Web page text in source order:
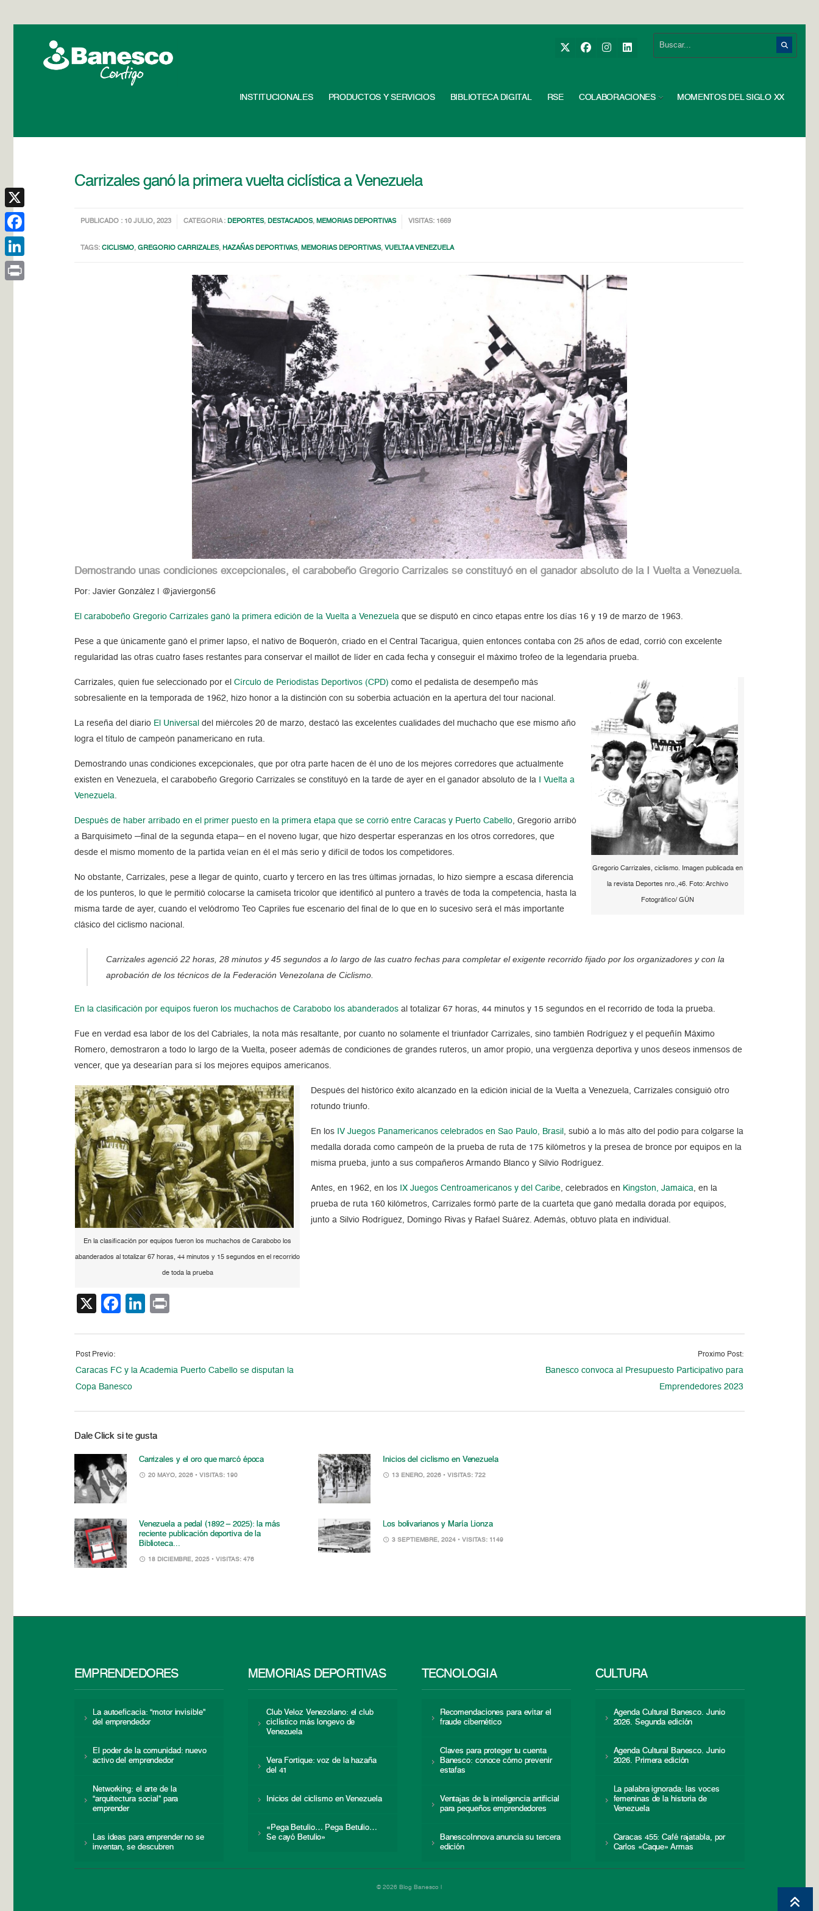
INSTITUCIONALES PRODUCTOS Y SERVICIOS BIBLIOTECA DIGITAL RSE COLABORACIONES MOMENTOS DEL SIGLO XX
Carrizales ganó la primera vuelta ciclística a Venezuela
PUBLICADO : 10 JULIO, 2023 CATEGORIA : DEPORTES, DESTACADOS, MEMORIAS DEPORTIVAS VISITAS: 1669
TAGS:CICLISMO,GREGORIO CARRIZALES, HAZAÑAS DEPORTIVAS, MEMORIAS DEPORTIVAS,VUELTA A VENEZUELA
Demostrando unas condiciones excepcionales, el carabobeño Gregorio Carrizales se constituyó en el ganador absoluto de la I Vuelta a Venezuela.
Por: Javier González | @javiergon56
El carabobeño Gregorio Carrizales ganó la primera edición de la Vuelta a Venezuela que se disputó en cinco etapas entre los días 16 y 19 de marzo de 1963.
Pese a que únicamente ganó el primer lapso, el nativo de Boquerón, criado en el Central Tacarigua, quien entonces contaba con 25 años de edad, corrió con excelente
regularidad las otras cuatro fases restantes para conservar el maillot de líder en cada fecha y conseguir el máximo trofeo de la legendaria prueba.
Gregorio Carrizales, ciclismo. Imagen publicada en
la revista Deportes nro.,46. Foto: Archivo
Fotográfico/ GÚN
Carrizales, quien fue seleccionado por elCírculo de Periodistas Deportivos (CPD) como el pedalista de desempeño más
sobresaliente en la temporada de 1962, hizo honor a la distinción con su soberbia actuación en la apertura del tour nacional.
La reseña del diario El Universal del miércoles 20 de marzo, destacó las excelentes cualidades del muchacho que ese mismo año
logra el título de campeón panamericano en ruta.
Demostrando unas condiciones excepcionales, que por otra parte hacen de él uno de los mejores corredores que actualmente
existen en Venezuela, el carabobeño Gregorio Carrizales se constituyó en la tarde de ayer en el ganador absoluto de la
I Vuelta a
Venezuela
Después de haber arribado en el primer puesto en la primera etapa que se corrió entre Caracas y Puerto Cabello , Gregorio arribó
a Barquisimeto ─final de la segunda etapa─ en el noveno lugar, que hizo despertar esperanzas en los otros corredores, que
desde el mismo momento de la partida veían en él el más serio y difícil de todos los competidores.
No obstante, Carrizales, pese a llegar de quinto, cuarto y tercero en las tres últimas jornadas, lo hizo siempre a escasa diferencia
de los punteros, lo que le permitió colocarse la camiseta tricolor que identificó al puntero a través de toda la competencia, hasta la
misma tarde de ayer, cuando el velódromo Teo Capriles fue escenario del final de lo que en lo sucesivo será el más importante
clásico del ciclismo nacional.
Carrizales agenció 22 horas, 28 minutos y 45 segundos a lo largo de las cuatro fechas para completar el exigente recorrido fijado por los organizadores y con la
aprobación de los técnicos de la Federación Venezolana de Ciclismo.
En la clasificación por equipos fueron los muchachos de Carabobo los abanderados al totalizar 67 horas, 44 minutos y 15 segundos en el recorrido de toda la prueba.
Fue en verdad esa labor de los del Cabriales, la nota más resaltante, por cuanto no solamente el triunfador Carrizales, sino también Rodríguez y el pequeñín Máximo
Romero, demostraron a todo lo largo de la Vuelta, poseer además de condiciones de grandes ruteros, un amor propio, una vergüenza deportiva y unos deseos inmensos de
vencer, que ya desearían para sí los mejores equipos americanos.
En la clasificación por equipos fueron los muchachos de Carabobo los
abanderados al totalizar 67 horas, 44 minutos y 15 segundos en el recorrido
de toda la prueba
Después del histórico éxito alcanzado en la edición inicial de la Vuelta a Venezuela, Carrizales consiguió otro
rotundo triunfo.
En los IV Juegos Panamericanos celebrados en Sao Paulo, Brasil
, subió a lo más alto del podio para colgarse la
medalla dorada como campeón de la prueba de ruta de 175 kilómetros y la presea de bronce por equipos en la
misma prueba, junto a sus compañeros Armando Blanco y Silvio Rodríguez.
Antes, en 1962, en los IX Juegos Centroamericanos y del Caribe , celebrados en Kingston, Jamaica , en la
prueba de ruta 160 kilómetros, Carrizales formó parte de la cuarteta que ganó medalla dorada por equipos,
junto a Silvio Rodríguez, Domingo Rivas y Rafael Suárez. Además, obtuvo plata en individual.
X Facebook
LinkedIn
Post Previo:
Caracas FC y la Academia Puerto Cabello se disputan la
Copa Banesco
Proximo Post:
Banesco convoca al Presupuesto Participativo para
Emprendedores 2023
Dale Click si te gusta
Carrizales y el oro que marcó época
20 MAYO, 2026 • VISITAS: 190
Inicios del ciclismo en Venezuela
13 ENERO, 2026 • VISITAS: 722
Venezuela a pedal (1892 – 2025): la más
reciente publicación deportiva de la
Biblioteca...
18 DICIEMBRE, 2025 • VISITAS: 476
Los bolivarianos y María Lionza
3 SEPTIEMBRE, 2024 • VISITAS: 1149
EMPRENDEDORES
La autoeficacia: “motor invisible”
del emprendedor
El poder de la comunidad: nuevo
activo del emprendedor
Networking: el arte de la
“arquitectura social” para
emprender
Las ideas para emprender no se
inventan, se descubren
MEMORIAS DEPORTIVAS
Club Veloz Venezolano: el club
ciclístico más longevo de
Venezuela
Vera Fortique: voz de la hazaña
del 41
Inicios del ciclismo en Venezuela
«Pega Betulio… Pega Betulio…
Se cayó Betulio»
TECNOLOGÍA
Recomendaciones para evitar el
fraude cibernético
Claves para proteger tu cuenta
Banesco: conoce cómo prevenir
estafas
Ventajas de la inteligencia artificial
para pequeños emprendedores
BanescoInnova anuncia su tercera
edición
CULTURA
Agenda Cultural Banesco. Junio
2026. Segunda edición
Agenda Cultural Banesco. Junio
2026. Primera edición
La palabra ignorada: las voces
femeninas de la historia de
Venezuela
Caracas 455: Café rajatabla, por
Carlos «Caque» Armas
© 2026 Blog Banesco |
X
Facebook
LinkedIn